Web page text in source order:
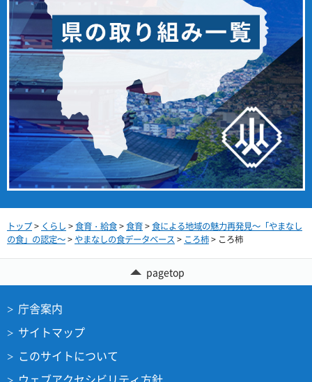
トップ> くらし >食育・給食>食育>食による地域の魅力再発見～「やまなし
の食」の認定～> やまなしの食データベース > ころ柿> ころ柿
pagetop
庁舎案内
サイトマップ
このサイトについて